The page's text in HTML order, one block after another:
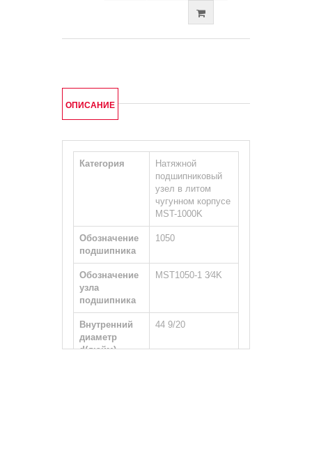
ОПИСАНИЕ
Категория
Натяжной
подшипниковый
узел в литом
чугунном корпусе
MST-1000K
Обозначение
подшипника
1050
Обозначение
узла
подшипника
MST1050-1 3⁄4K
Внутренний
диаметр
d(дюйм)
44 9/20